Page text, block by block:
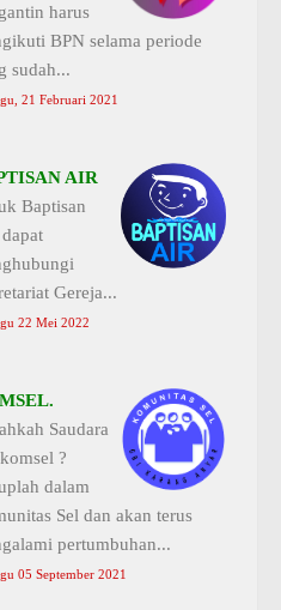
harus
BPN selama periode
sudah...
21 Februari 2021
AIR
Baptisan
Gereja...
22 Mei 2022
Saudara
?
dalam
Sel dan akan terus
pertumbuhan...
05 September 2021